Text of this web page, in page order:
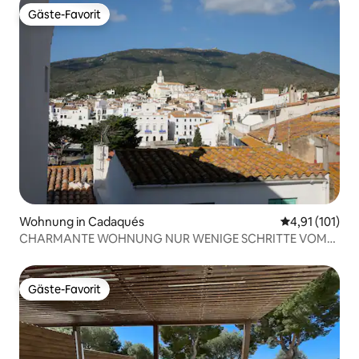
Gäste-Favorit
Gäste-Favorit
Wohnung in Cadaqués
4,91 (101)
CHARMANTE WOHNUNG NUR WENIGE SCHRITTE VOM
Gäste-Favorit
Gäste-Favorit